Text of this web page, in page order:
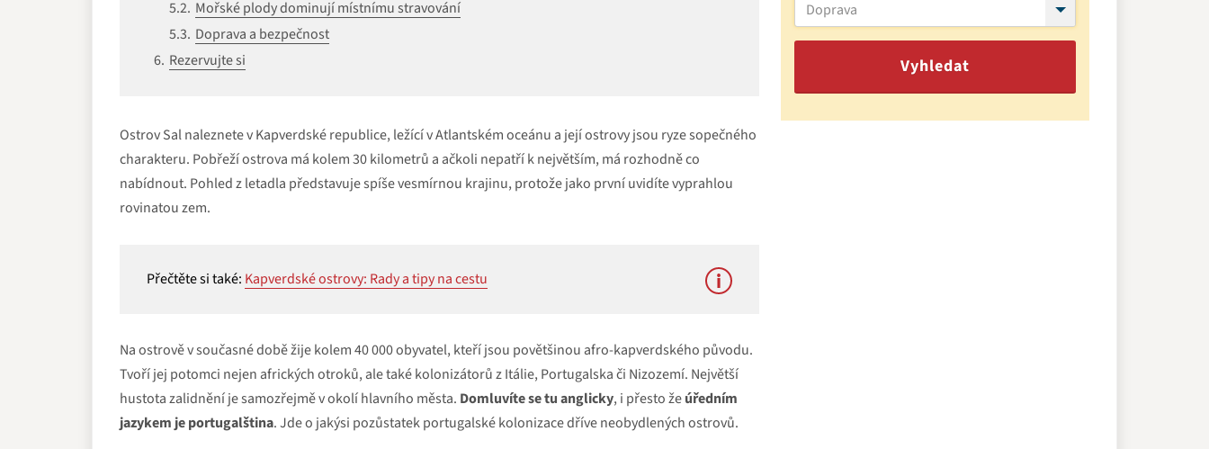
Mořské plody dominují místnímu stravování
Doprava a bezpečnost
Rezervujte si
Ostrov Sal naleznete v Kapverdské republice, ležící v Atlantském oceánu a její ostrovy jsou ryze sopečného
charakteru. Pobřeží ostrova má kolem 30 kilometrů a ačkoli nepatří k největším, má rozhodně co
nabídnout. Pohled z letadla představuje spíše vesmírnou krajinu, protože jako první uvidíte vyprahlou
rovinatou zem.
Přečtěte si také: Kapverdské ostrovy: Rady a tipy na cestu
Na ostrově v současné době žije kolem 40 000 obyvatel, kteří jsou povětšinou afro-kapverdského původu.
Tvoří jej potomci nejen afrických otroků, ale také kolonizátorů z Itálie, Portugalska či Nizozemí. Největší
hustota zalidnění je samozřejmě v okolí hlavního města. Domluvíte se tu anglicky, i přesto žeúředním
jazykem je portugalština. Jde o jakýsi pozůstatek portugalské kolonizace dříve neobydlených ostrovů.
Doprava
Vyhledat